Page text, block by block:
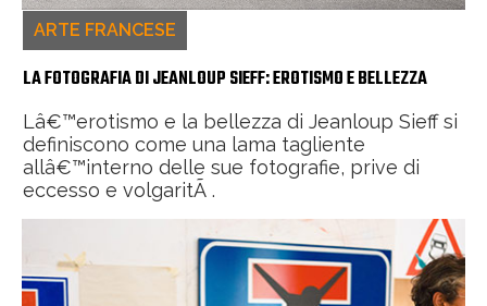
ARTE FRANCESE
LA FOTOGRAFIA DI JEANLOUP SIEFF: EROTISMO E BELLEZZA
Lâ€™erotismo e la bellezza di Jeanloup Sieff si
definiscono come una lama tagliente
allâ€™interno delle sue fotografie, prive di
eccesso e volgaritÃ .